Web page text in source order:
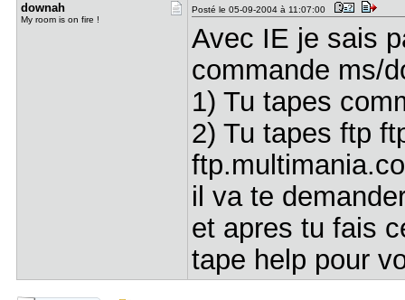
downah
My room is on fire !
Posté le 05-09-2004 à 11:07:00
Avec IE je sais
commande ms/
1) Tu tapes
2) Tu tapes ftp
il va te
et apres tu fais
tape help pour